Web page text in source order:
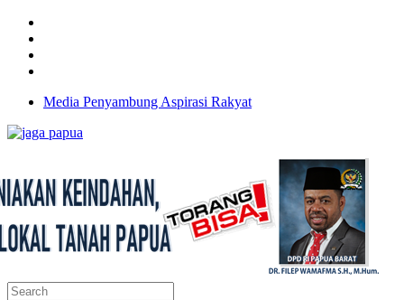
Media Penyambung Aspirasi Rakyat